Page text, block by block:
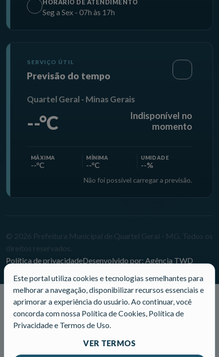
HORÁRIO DE ATENDIMENTO
Seg a Sex - 07h às 17h
SERVIÇO ÚTIL
Previsão do tempo
Quartel Geral - Minas Gerais
--°C
Indisponível no
momento
MÁXIMA
--°C
MÍNIMA
--°C
UMIDADE
--%
Não foi possível carregar a previsão.
© 2026 Prefeitura Municipal de Quartel Geral - MG. Todos os
direitos reservados.
Política de privacidadeDesenvolvido por: Agência TWD
Este portal utiliza cookies e tecnologias semelhantes para
melhorar a navegação, disponibilizar recursos essenciais e
aprimorar a experiência do usuário. Ao continuar, você
concorda com nossa Política de Cookies, Política de
Privacidade e Termos de Uso.
VER TERMOS